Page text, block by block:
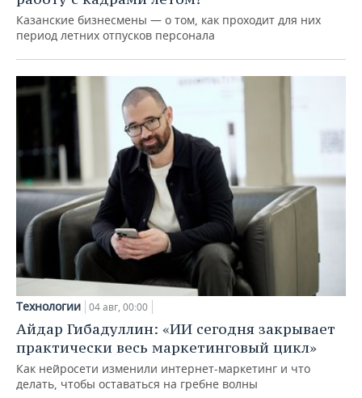
Казанские бизнесмены — о том, как проходит для них
период летних отпусков персонала
Технологии 04 авг, 00:00
Айдар Гибадуллин: «ИИ сегодня закрывает
практически весь маркетинговый цикл»
Как нейросети изменили интернет-маркетинг и что
делать, чтобы оставаться на гребне волны